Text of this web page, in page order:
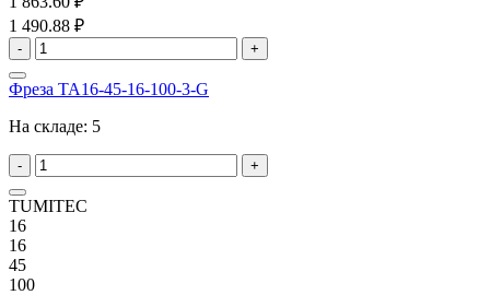
1 490.88 ₽
- +
Фреза TA16-45-16-100-3-G
На складе: 5
- +
TUMITEC
16
16
45
100